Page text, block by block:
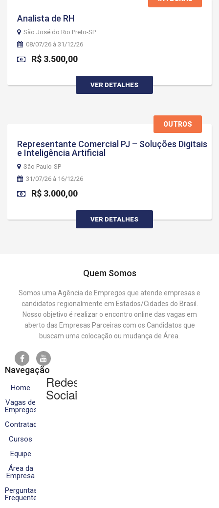
Analista de RH
São José do Rio Preto-SP
08/07/26 à 31/12/26
R$ 3.500,00
VER DETALHES
OUTROS
Representante Comercial PJ – Soluções Digitais
e Inteligência Artificial
São Paulo-SP
31/07/26 à 16/12/26
R$ 3.000,00
VER DETALHES
Quem Somos
Somos uma Agência de Empregos que atende empresas e
candidatos regionalmente em Estados/Cidades do Brasil.
Nosso objetivo é realizar o encontro online das vagas em
aberto das Empresas Parceiras com os Candidatos que
buscam uma colocação ou mudança de Área.
Navegação
Home
Vagas de
Empregos
Contratados
Cursos
Equipe
Área da
Empresa
Perguntas
Frequentes
Redes
Sociais